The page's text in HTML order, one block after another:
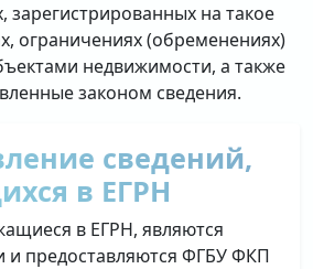
зарегистрированных на такое
ограничениях (обременениях)
недвижимости, а также
законом сведения.
сведений,
в ЕГРН
в ЕГРН, являются
предоставляются ФГБУ ФКП